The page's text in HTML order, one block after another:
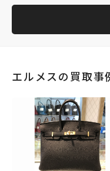
エルメスの買取事